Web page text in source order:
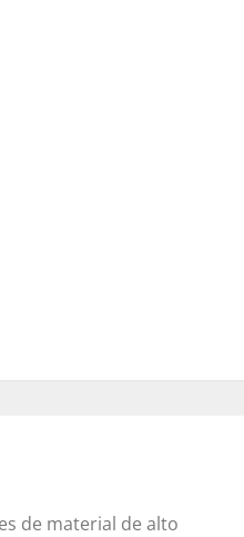
de material de alto